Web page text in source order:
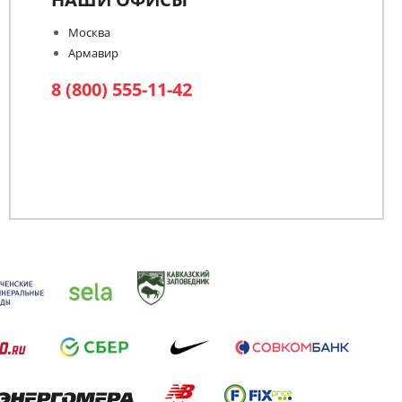
Москва
Армавир
8 (800) 555-11-42